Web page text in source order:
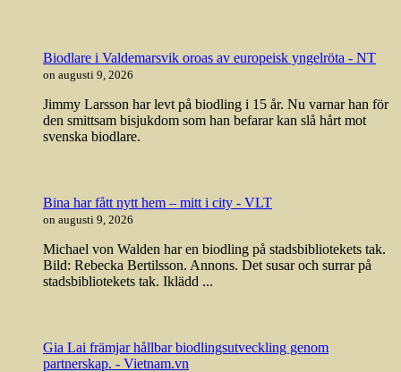
Biodlare i Valdemarsvik oroas av europeisk yngelröta - NT
on augusti 9, 2026
Jimmy Larsson har levt på biodling i 15 år. Nu varnar han för
den smittsam bisjukdom som han befarar kan slå hårt mot
svenska biodlare.
Bina har fått nytt hem – mitt i city - VLT
on augusti 9, 2026
Michael von Walden har en biodling på stadsbibliotekets tak.
Bild: Rebecka Bertilsson. Annons. Det susar och surrar på
stadsbibliotekets tak. Iklädd ...
Gia Lai främjar hållbar biodlingsutveckling genom
partnerskap. - Vietnam.vn